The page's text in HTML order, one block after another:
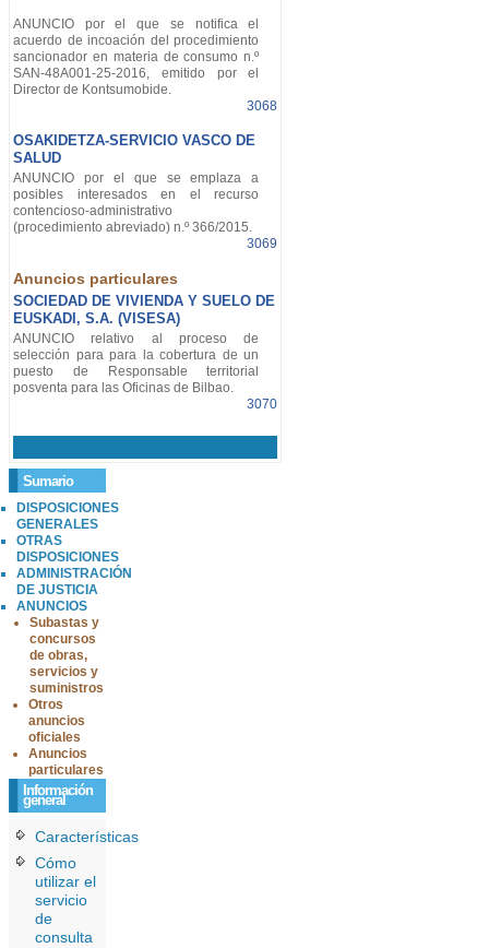
ANUNCIO por el que se notifica el
acuerdo de incoación del procedimiento
sancionador en materia de consumo n.º
SAN-48A001-25-2016, emitido por el
Director de Kontsumobide.
3068
OSAKIDETZA-SERVICIO VASCO DE
SALUD
ANUNCIO por el que se emplaza a
posibles interesados en el recurso
contencioso-administrativo
(procedimiento abreviado) n.º 366/2015.
3069
Anuncios particulares
SOCIEDAD DE VIVIENDA Y SUELO DE
EUSKADI, S.A. (VISESA)
ANUNCIO relativo al proceso de
selección para para la cobertura de un
puesto de Responsable territorial
posventa para las Oficinas de Bilbao.
3070
Sumario
DISPOSICIONES
GENERALES
OTRAS
DISPOSICIONES
ADMINISTRACIÓN
DE JUSTICIA
ANUNCIOS
Subastas y
concursos
de obras,
servicios y
suministros
Otros
anuncios
oficiales
Anuncios
particulares
Información
general
Características
Cómo
utilizar el
servicio
de
consulta